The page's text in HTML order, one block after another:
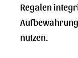
Regalen
nutzen.